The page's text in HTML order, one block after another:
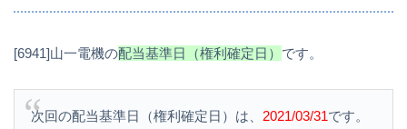
[6941]山一電機の配当基準日（権利確定日） です。
次回の配当基準日（権利確定日）は、 2021/03/31です。